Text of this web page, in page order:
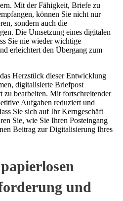
Mit der Fähigkeit, Briefe zu
können Sie nicht nur
sondern auch die
Die Umsetzung eines digitalen
Sie nie wieder wichtige
erleichtert den Übergang zum
Herzstück dieser Entwicklung
digitalisierte Briefpost
bearbeiten. Mit fortschreitender
Aufgaben reduziert und
Sie sich auf Ihr Kerngeschäft
Sie, wie Sie Ihren Posteingang
Beitrag zur Digitalisierung Ihres
und